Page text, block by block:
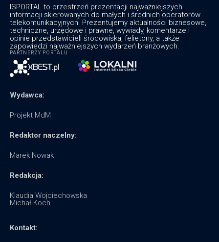
ISPORTAL to przestrzeń prezentacji najważniejszych
informacji skierowanych do małych i średnich operatorów
telekomunikacyjnych. Prezentujemy aktualności biznesowe,
techniczne, urzędowe i prawne, wywiady, komentarze i
opinie przedstawicieli środowiska, felietony, a także
zapowiedzi najważniejszych wydarzeń branżowych.
PARTNERZY PORTALU
Wydawca:
Projekt MdM
Redaktor naczelny:
Marek Nowak
Redakcja:
Klaudia Wojciechowska
Michał Koch
Kontakt: